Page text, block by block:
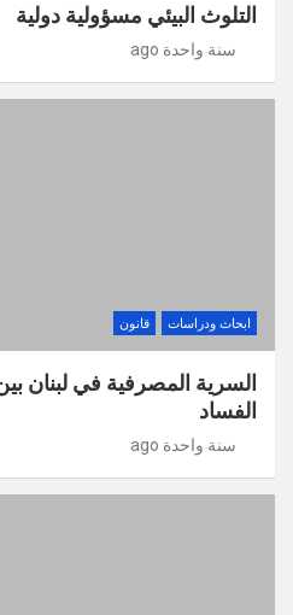
التلوث البيئي مسؤولية دولية
سنة واحدة ago
ابحاث ودراسات قانون
السرية المصرفية في لبنان
الفساد
سنة واحدة ago